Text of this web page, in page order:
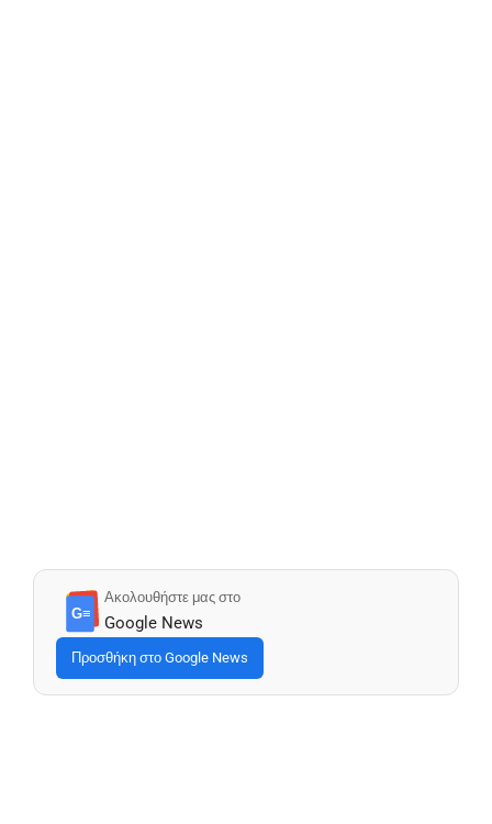
G≡
Ακολουθήστε μας στο
Google News
Προσθήκη στο Google News